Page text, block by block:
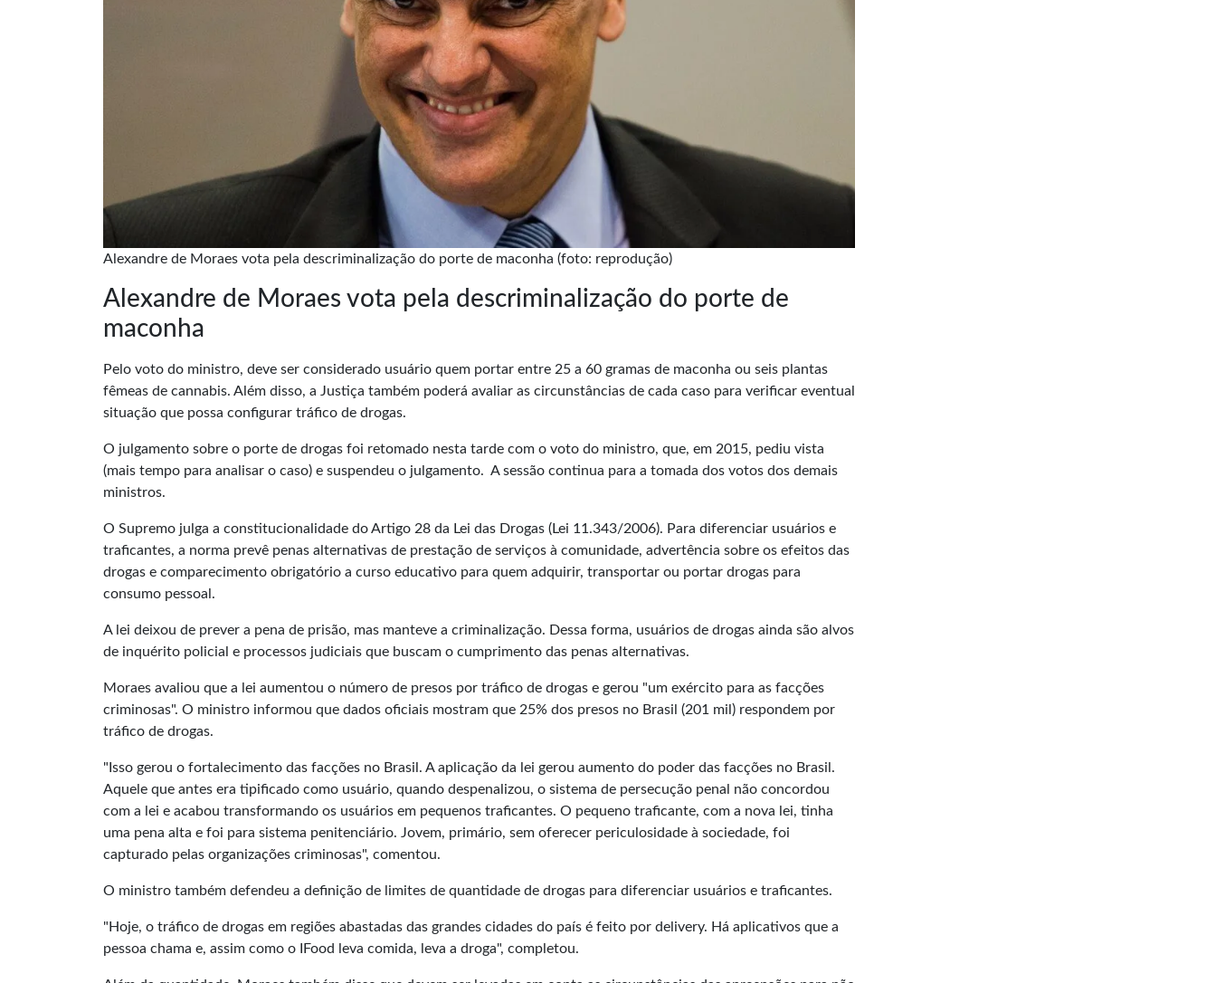
Alexandre de Moraes vota pela descriminalização do porte de maconha (foto: reprodução)
Alexandre de Moraes vota pela descriminalização do porte de
maconha
Pelo voto do ministro, deve ser considerado usuário quem portar entre 25 a 60 gramas de maconha ou seis plantas
fêmeas de cannabis. Além disso, a Justiça também poderá avaliar as circunstâncias de cada caso para verificar eventual
situação que possa configurar tráfico de drogas.
O julgamento sobre o porte de drogas foi retomado nesta tarde com o voto do ministro, que, em 2015, pediu vista
(mais tempo para analisar o caso) e suspendeu o julgamento. A sessão continua para a tomada dos votos dos demais
ministros.
O Supremo julga a constitucionalidade doArtigo 28 da Lei das Drogas (Lei 11.343/2006). Para diferenciar usuários e
traficantes, a norma prevê penas alternativas de prestação de serviços à comunidade, advertência sobre os efeitos das
drogas e comparecimento obrigatório a curso educativo para quem adquirir, transportar ou portar drogas para
consumo pessoal.
A lei deixou de prever a pena de prisão, mas manteve a criminalização. Dessa forma, usuários de drogas ainda são alvos
de inquérito policial e processos judiciais que buscam o cumprimento das penas alternativas.
Moraes avaliou que a lei aumentou o número de presos por tráfico de drogas e gerou "um exército para as facções
criminosas". O ministro informou que dados oficiais mostram que 25% dos presos no Brasil (201 mil) respondem por
tráfico de drogas.
"Isso gerou o fortalecimento das facções no Brasil. A aplicação da lei gerou aumento do poder das facções no Brasil.
Aquele que antes era tipificado como usuário, quando despenalizou, o sistema de persecução penal não concordou
com a lei e acabou transformando os usuários em pequenos traficantes. O pequeno traficante, com a nova lei, tinha
uma pena alta e foi para sistema penitenciário. Jovem, primário, sem oferecer periculosidade à sociedade, foi
capturado pelas organizações criminosas", comentou.
O ministro também defendeu a definição de limites de quantidade de drogas para diferenciar usuários e traficantes.
"Hoje, o tráfico de drogas em regiões abastadas das grandes cidades do país é feito por delivery. Há aplicativos que a
pessoa chama e, assim como o IFood leva comida, leva a droga", completou.